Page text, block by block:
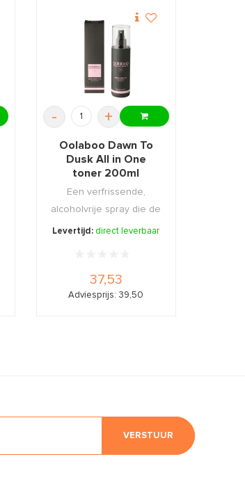
- +
Oolaboo Dawn To
Dusk All in One
toner 200ml
Een verfrissende,
alcoholvrije spray die de
huid direct hydr ...
Levertijd: direct leverbaar
37,53
Adviesprijs: 39,50
VERSTUUR